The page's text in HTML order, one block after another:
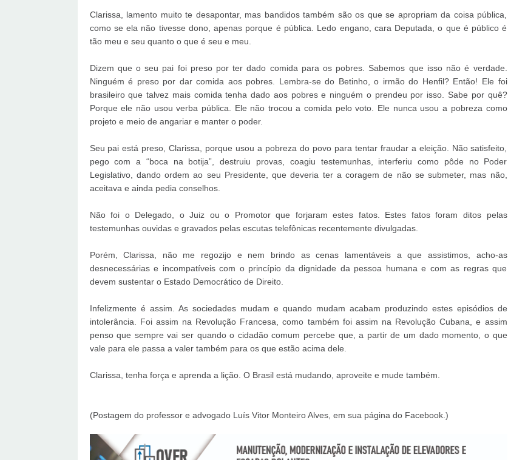
Clarissa, lamento muito te desapontar, mas bandidos também são os que se apropriam da coisa pública,
como se ela não tivesse dono, apenas porque é pública. Ledo engano, cara Deputada, o que é público é
tão meu e seu quanto o que é seu e meu.
Dizem que o seu pai foi preso por ter dado comida para os pobres. Sabemos que isso não é verdade.
Ninguém é preso por dar comida aos pobres. Lembra-se do Betinho, o irmão do Henfil? Então! Ele foi
brasileiro que talvez mais comida tenha dado aos pobres e ninguém o prendeu por isso. Sabe por quê?
Porque ele não usou verba pública. Ele não trocou a comida pelo voto. Ele nunca usou a pobreza como
projeto e meio de angariar e manter o poder.
Seu pai está preso, Clarissa, porque usou a pobreza do povo para tentar fraudar a eleição. Não satisfeito,
pego com a “boca na botija”, destruiu provas, coagiu testemunhas, interferiu como pôde no Poder
Legislativo, dando ordem ao seu Presidente, que deveria ter a coragem de não se submeter, mas não,
aceitava e ainda pedia conselhos.
Não foi o Delegado, o Juiz ou o Promotor que forjaram estes fatos. Estes fatos foram ditos pelas
testemunhas ouvidas e gravados pelas escutas telefônicas recentemente divulgadas.
Porém, Clarissa, não me regozijo e nem brindo as cenas lamentáveis a que assistimos, acho-as
desnecessárias e incompatíveis com o princípio da dignidade da pessoa humana e com as regras que
devem sustentar o Estado Democrático de Direito.
Infelizmente é assim. As sociedades mudam e quando mudam acabam produzindo estes episódios de
intolerância. Foi assim na Revolução Francesa, como também foi assim na Revolução Cubana, e assim
penso que sempre vai ser quando o cidadão comum percebe que, a partir de um dado momento, o que
vale para ele passa a valer também para os que estão acima dele.
Clarissa, tenha força e aprenda a lição. O Brasil está mudando, aproveite e mude também.
(Postagem do professor e advogado Luís Vitor Monteiro Alves, em sua página do Facebook.)